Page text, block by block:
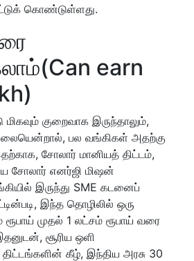
கொண்டுள்ளது.
earn
குறைவாக இருந்தாலும்,
பல வங்கிகள் அதற்கு
சோலார் மானியத் திட்டம்,
சோலார் எனர்ஜி மிஷன்
இருந்து SME கடனைப்
இந்த தொழிலில் ஒரு
முதல் 1 லட்சம் ரூபாய் வரை
சூரிய ஒளி
கீழ், இந்திய அரசு 30